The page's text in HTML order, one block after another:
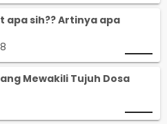
apa sih?? Artinya apa
Mewakili Tujuh Dosa